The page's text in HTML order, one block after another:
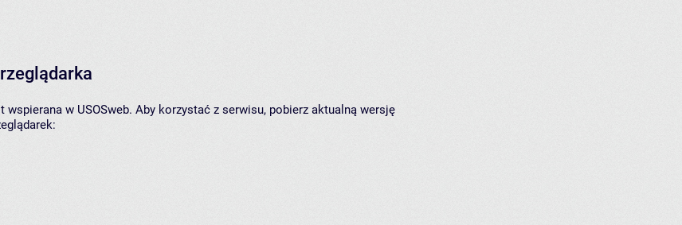
wspierana w USOSweb. Aby korzystać z serwisu, pobierz aktualną wersję